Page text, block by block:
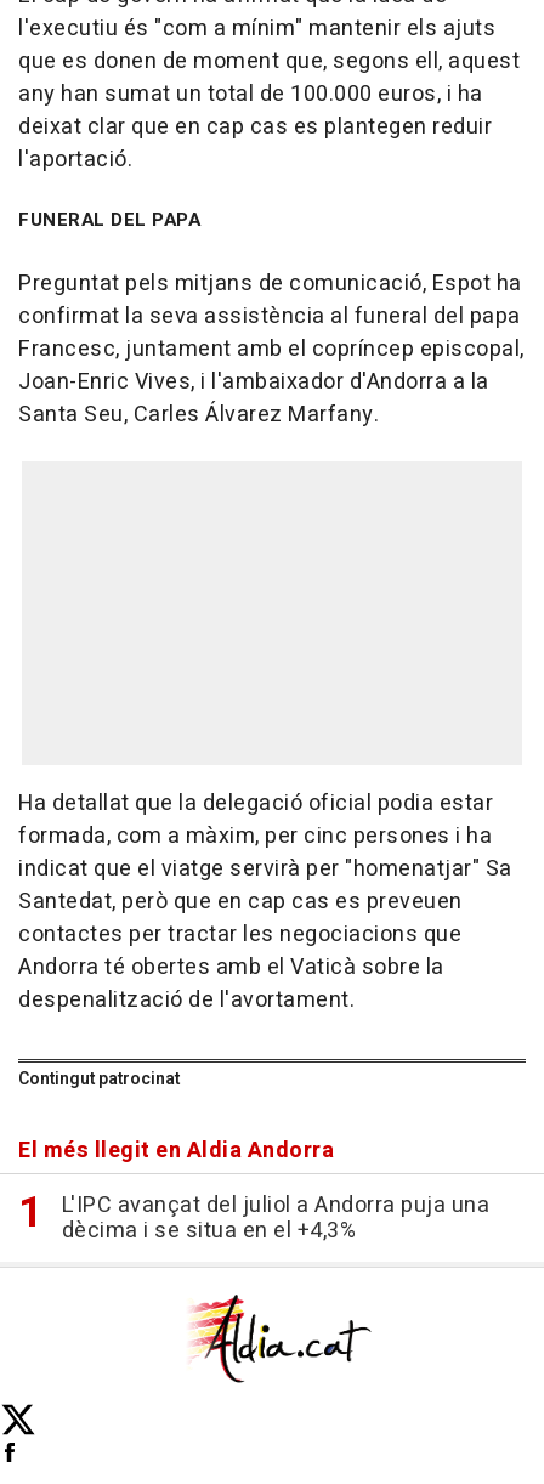
l'executiu és "com a mínim" mantenir els ajuts
que es donen de moment que, segons ell, aquest
any han sumat un total de 100.000 euros, i ha
deixat clar que en cap cas es plantegen reduir
l'aportació.
FUNERAL DEL PAPA
Preguntat pels mitjans de comunicació, Espot ha
confirmat la seva assistència al funeral del papa
Francesc, juntament amb el copríncep episcopal,
Joan-Enric Vives, i l'ambaixador d'Andorra a la
Santa Seu, Carles Álvarez Marfany.
Ha detallat que la delegació oficial podia estar
formada, com a màxim, per cinc persones i ha
indicat que el viatge servirà per "homenatjar" Sa
Santedat, però que en cap cas es preveuen
contactes per tractar les negociacions que
Andorra té obertes amb el Vaticà sobre la
despenalització de l'avortament.
Contingut patrocinat
El més llegit en Aldia Andorra
L'IPC avançat del juliol a Andorra puja una
dècima i se situa en el +4,3%